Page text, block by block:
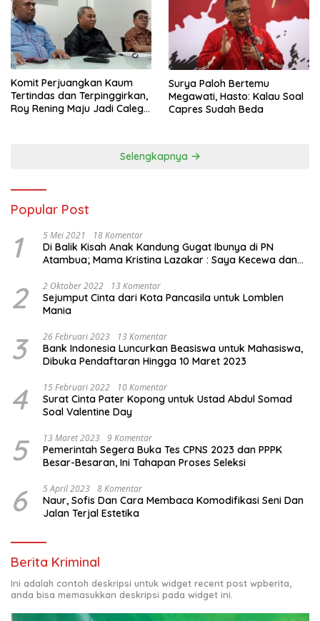
Komit Perjuangkan Kaum
Tertindas dan Terpinggirkan,
Roy Rening Maju Jadi Caleg
Surya Paloh Bertemu
Megawati, Hasto: Kalau Soal
Capres Sudah Beda
Selengkapnya
Popular Post
1 5 Mei 2021 18 Komentar
Di Balik Kisah Anak Kandung Gugat Ibunya di PN
Atambua; Mama Kristina Lazakar : Saya Kecewa dan
2 2 Oktober 2022 13 Komentar
Sejumput Cinta dari Kota Pancasila untuk Lomblen
Mania
3 26 Februari 2023 13 Komentar
Bank Indonesia Luncurkan Beasiswa untuk Mahasiswa,
Dibuka Pendaftaran Hingga 10 Maret 2023
4 15 Februari 2022 10 Komentar
Surat Cinta Pater Kopong untuk Ustad Abdul Somad
Soal Valentine Day
5 13 Maret 2023 9 Komentar
Pemerintah Segera Buka Tes CPNS 2023 dan PPPK
Besar-Besaran, Ini Tahapan Proses Seleksi
6 5 April 2023 8 Komentar
Naur, Sofis Dan Cara Membaca Komodifikasi Seni Dan
Jalan Terjal Estetika
Berita Kriminal
Ini adalah contoh deskripsi untuk widget recent post wpberita,
anda bisa memasukkan deskripsi pada widget ini.